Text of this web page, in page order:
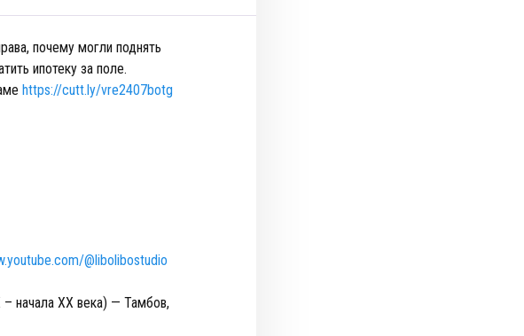
почему могли поднять
ипотеку за поле.
https://cutt.ly/vre2407botg
@libolibostudio
– начала XX века) — Тамбов,